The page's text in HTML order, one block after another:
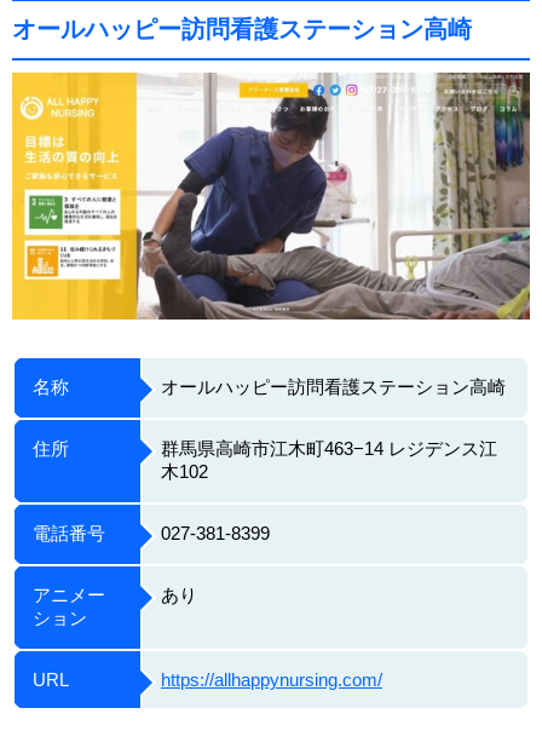
オールハッピー訪問看護ステーション⾼崎
名称 オールハッピー訪問看護ステーション⾼崎
住所
群⾺県⾼崎市江⽊町463−14 レジデンス江
木102
電話番号 027-381-8399
アニメー
ション
あり
URL https://allhappynursing.com/